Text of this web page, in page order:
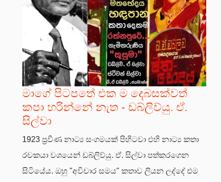
මාගේ පිටපතේ එක ම දෙබසක්වත්
කපා හරින්නේ නැත - ඩබ්ලිව්යු. ඒ.
සිල්වා
1923 ප්‍රවීණ නාට්‍ය සංගමයක් පිහිටවා එහි නාට්‍ය කතා
රචකයා වශයෙන් ඩබ්ලිව්යු. ඒ. සිල්වා පත්කරගෙන
සිටියේය. ඔහු "අවිචාර සමය" කතාව ලියන ලද්දේ එම